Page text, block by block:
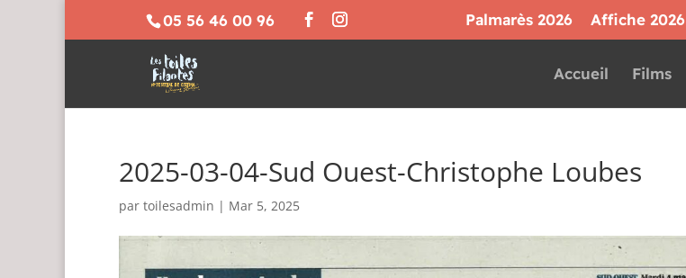
05 56 46 00 96 Palmarès 2026 Affiche 2026
Accueil Films
2025-03-04-Sud Ouest-Christophe Loubes
par toilesadmin | Mar 5, 2025